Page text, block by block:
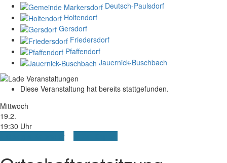
Deutsch-Paulsdorf
Holtendorf
Gersdorf
Friedersdorf
Pfaffendorf
Jauernick-Buschbach
Diese Veranstaltung hat bereits stattgefunden.
Mittwoch
19.2.
19:30 Uhr